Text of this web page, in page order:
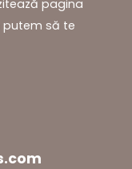
pagina
putem să te